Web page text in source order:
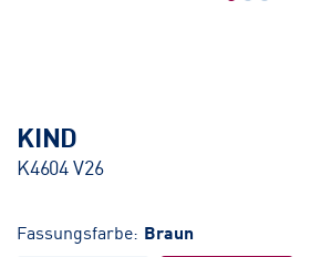
KIND
K4604 V26
Fassungsfarbe: Braun